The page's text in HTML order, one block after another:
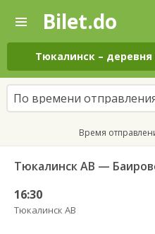
—
Поиск
и
покупка
билетов
на
автобус
онлайн
Bilet.do
Тюкалинск – деревня
По времени
Время
Тюкалинск АВ —
16:30
Тюкалинск АВ